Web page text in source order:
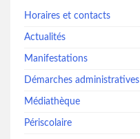
Horaires et contacts
Actualités
Manifestations
Démarches administratives
Médiathèque
Périscolaire